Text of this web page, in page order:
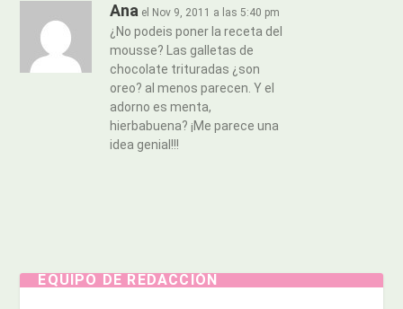
Ana el Nov 9, 2011 a las 5:40 pm
¿No podeis poner la receta del
mousse? Las galletas de
chocolate trituradas ¿son
oreo? al menos parecen. Y el
adorno es menta,
hierbabuena? ¡Me parece una
idea genial!!!
EQUIPO DE REDACCIÓN